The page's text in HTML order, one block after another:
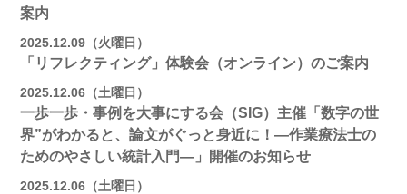
案内
2025.12.09（火曜日）
「リフレクティング」体験会（オンライン）のご案内
2025.12.06（土曜日）
一歩一歩・事例を大事にする会（SIG）主催「数字の世
界”がわかると、論文がぐっと身近に！―作業療法士の
ためのやさしい統計入門―」開催のお知らせ
2025.12.06（土曜日）